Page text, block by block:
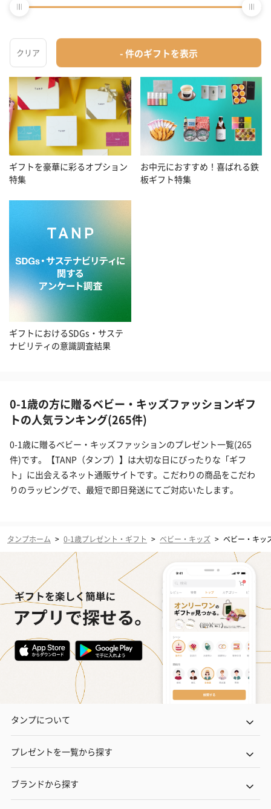
ギフトを豪華に彩るオプション
特集
お中元におすすめ！喜ばれる鉄
板ギフト特集
ギフトにおけるSDGs・サステ
ナビリティの意識調査結果
0-1歳の方に贈るベビー・キッズファッションギフ
トの人気ランキング(265件)
0-1歳に贈るベビー・キッズファッションのプレゼント一覧(265
件)です。【TANP（タンプ）】は大切な日にぴったりな「ギフ
ト」に出会えるネット通販サイトです。こだわりの商品をこだわ
りのラッピングで、最短で即日発送にてご対応いたします。
タンプホーム > 0-1歳プレゼント・ギフト > ベビー・キッズ > ベビー・キッ
タンプについて
プレゼントを一覧から探す
ブランドから探す